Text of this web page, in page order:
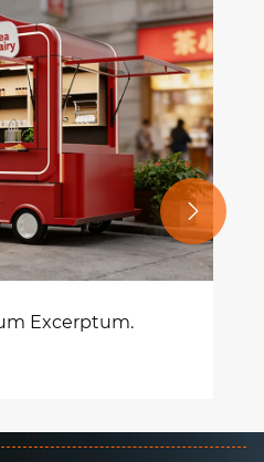
Excerptum.
